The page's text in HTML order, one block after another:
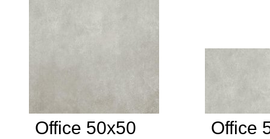
Office 50x50
Office